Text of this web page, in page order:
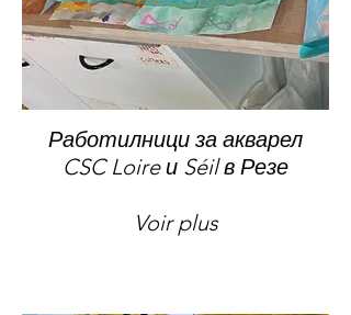
Работилници за акварел
CSC Loire и Séil в Резе
Voir plus